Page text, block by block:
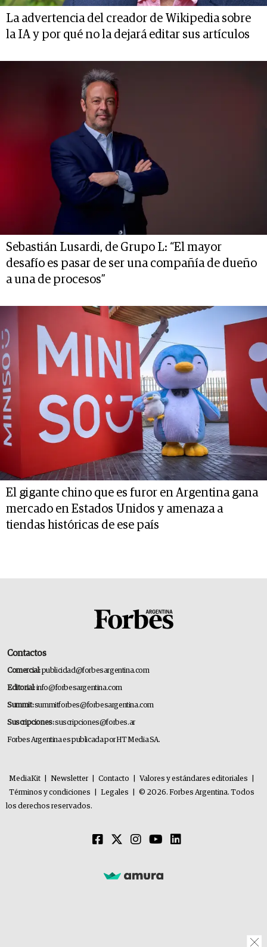
La advertencia del creador de Wikipedia sobre
la IA y por qué no la dejará editar sus artículos
Sebastián Lusardi, de Grupo L: “El mayor
desafío es pasar de ser una compañía de dueño
a una de procesos”
El gigante chino que es furor en Argentina gana
mercado en Estados Unidos y amenaza a
tiendas históricas de ese país
Contactos
Comercial:publicidad@forbesargentina.com
Editorial:info@forbesargentina.com
Summit:summitforbes@forbesargentina.com
Suscripciones:suscripciones@forbes.ar
Forbes Argentina es publicada por HT Media SA.
MediaKit Newsletter Contacto Valores y estándares editoriales
Términos y condiciones
Legales
© 2026. Forbes Argentina. Todos
los derechos reservados.